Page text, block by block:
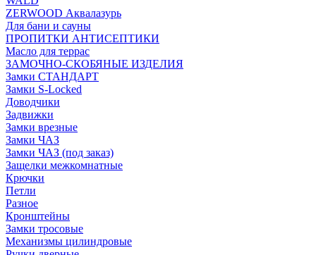
ZERWOOD Аквалазурь
Для бани и сауны
ПРОПИТКИ АНТИСЕПТИКИ
Масло для террас
ЗАМОЧНО-СКОБЯНЫЕ ИЗДЕЛИЯ
Замки СТАНДАРТ
Замки S-Locked
Доводчики
Задвижки
Замки врезные
Замки ЧАЗ
Замки ЧАЗ (под заказ)
Защелки межкомнатные
Крючки
Петли
Разное
Кронштейны
Замки тросовые
Механизмы цилиндровые